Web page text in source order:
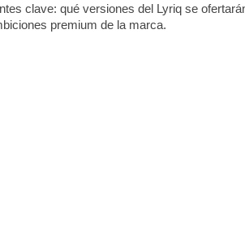
clave: qué versiones del Lyriq se
premium de la marca.